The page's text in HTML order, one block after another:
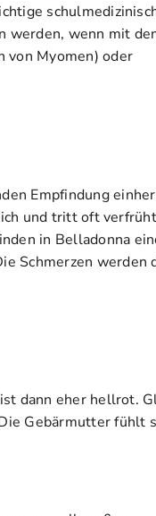
werden, wenn mit
von Myomen) oder
Empfindung
und tritt oft
in Belladonna
Schmerzen werden
dann eher hellrot.
Gebärmutter fühlt